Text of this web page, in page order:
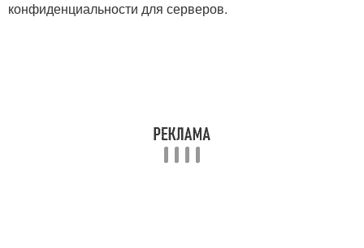
конфиденциальности для серверов.